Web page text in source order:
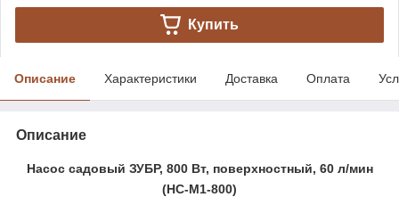
Купить
Описание Характеристики Доставка Оплата
Описание
Насос садовый ЗУБР, 800 Вт, поверхностный, 60 л/мин
(НС-М1-800)